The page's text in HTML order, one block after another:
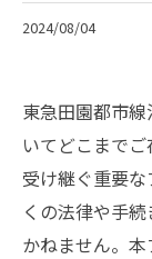
2024/08/04
東急田園都市
いてどこまで
受け継ぐ重要
くの法律や手
かねません。